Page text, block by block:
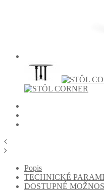
Popis
TECHNICKÉ
DOSTUPNÉ